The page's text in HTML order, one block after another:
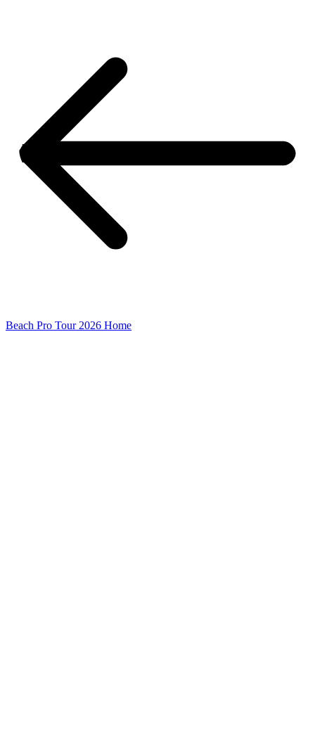
Beach Pro Tour 2026 Home